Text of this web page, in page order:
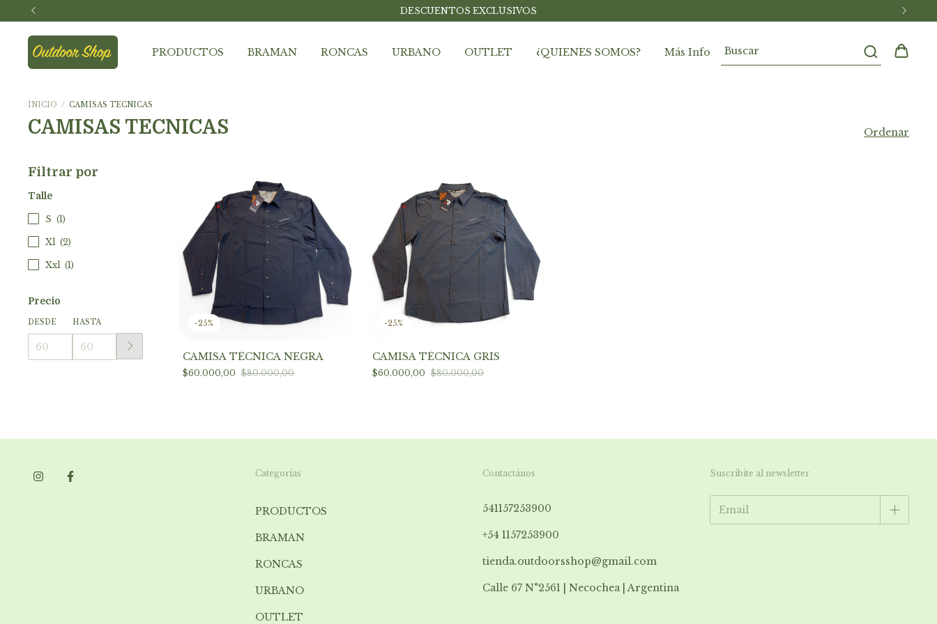
DESCUENTOS EXCLUSIVOS
PRODUCTOS BRAMAN RONCAS URBANO OUTLET ¿QUIENES SOMOS? Más Info
INICIO / CAMISAS TECNICAS
CAMISAS TECNICAS Ordenar
Filtrar por
Talle
S (1)
Xl (2)
Xxl (1)
Precio
DESDE HASTA -25%
CAMISA TÉCNICA NEGRA
$60.000,00 $80.000,00
-25%
CAMISA TÉCNICA GRIS
$60.000,00 $80.000,00
Categorías
PRODUCTOS
BRAMAN
RONCAS
URBANO
OUTLET
Contactános
541157253900
+54 1157253900
tienda.outdoorsshop@gmail.com
Calle 67 N°2561 | Necochea | Argentina
Suscribite al newsletter